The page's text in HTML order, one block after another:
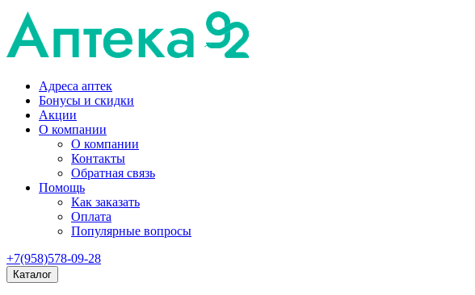
Адреса аптек
Бонусы и скидки
Акции
О компании
О компании
Контакты
Обратная связь
Помощь
Как заказать
Оплата
Популярные вопросы
+7(958)578-09-28
Каталог